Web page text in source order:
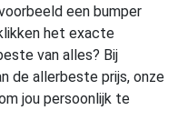
een bumper
het exacte
van alles? Bij
de allerbeste prijs, onze
jou persoonlijk te